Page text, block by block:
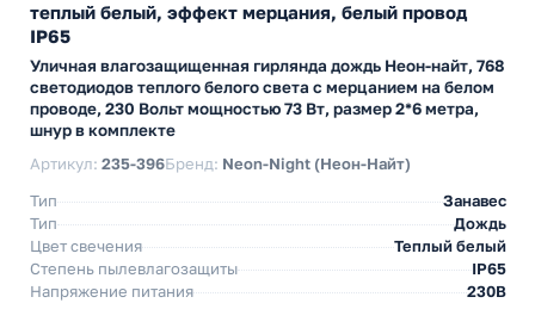
теплый белый, эффект мерцания, белый провод
IP65
Уличная влагозащищенная гирлянда дождь Неон-найт, 768
светодиодов теплого белого света с мерцанием на белом
проводе, 230 Вольт мощностью 73 Вт, размер 2*6 метра,
шнур в комплекте
Артикул: 235-396Бренд: Neon-Night (Неон-Найт)
Тип
Занавес
Тип
Дождь
Цвет свечения
Теплый белый
Степень пылевлагозащиты
IP65
Напряжение питания
230В